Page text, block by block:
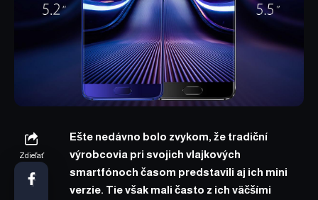
Zdieľať
Ešte nedávno bolo zvykom, že tradiční
výrobcovia pri svojich vlajkových
smartfónoch časom predstavili aj ich mini
verzie. Tie však mali často z ich väčšími